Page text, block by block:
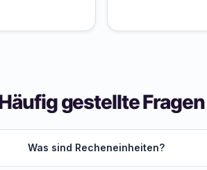
gestellte Fragen
Was sind Recheneinheiten?